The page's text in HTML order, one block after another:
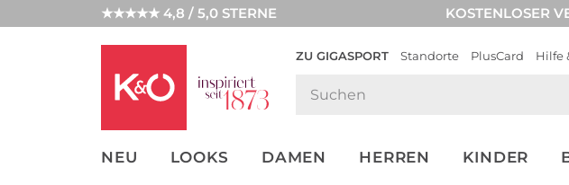
★★★★★ 4,8 / 5,0 STERNE KOSTENLOSER
ZU GIGASPORT Standorte PlusCard Hilfe
NEU LOOKS DAMEN HERREN KINDER
UNSERE APP
CLICK &